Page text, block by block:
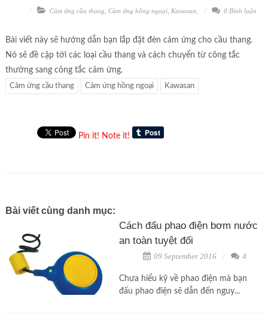
Cảm ứng cầu thang Cảm ứng hồng ngoại, Kawasan 0 Bình luận
Bài viết này sẽ hướng dẫn bạn lắp đặt đèn cảm ứng cho cầu thang.
Nó sẽ đề cập tới các loại cầu thang và cách chuyển từ công tắc
thường sang công tắc cảm ứng.
Cảm ứng cầu thang Cảm ứng hồng ngoại Kawasan
Pin it! Note it!
Bài viết cùng danh mục:
Cách đấu phao điện bơm nước
an toàn tuyệt đối
09 September 2016 4
Chưa hiểu kỹ về phao điện mà bạn
đấu phao điện sẽ dẫn đến nguy...